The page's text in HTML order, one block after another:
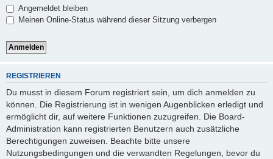
Angemeldet bleiben
Meinen Online-Status während dieser Sitzung verbergen
REGISTRIEREN
Du musst in diesem Forum registriert sein, um dich anmelden zu
können. Die Registrierung ist in wenigen Augenblicken erledigt und
ermöglicht dir, auf weitere Funktionen zuzugreifen. Die Board-
Administration kann registrierten Benutzern auch zusätzliche
Berechtigungen zuweisen. Beachte bitte unsere
Nutzungsbedingungen und die verwandten Regelungen, bevor du